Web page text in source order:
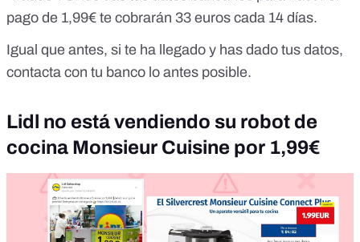
pago de 1,99€ te cobrarán 33 euros cada 14 días.
Igual que antes, si te ha llegado y has dado tus datos,
contacta con tu banco lo antes posible.
Lidl no está vendiendo su robot de
cocina Monsieur Cuisine por 1,99€